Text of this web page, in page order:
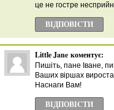
це не гостре
ВІДПОВІCТИ
Little Jane коментує:
Пишіть, пане Іване,
Ваших віршах
Наснаги Вам!
ВІДПОВІCТИ